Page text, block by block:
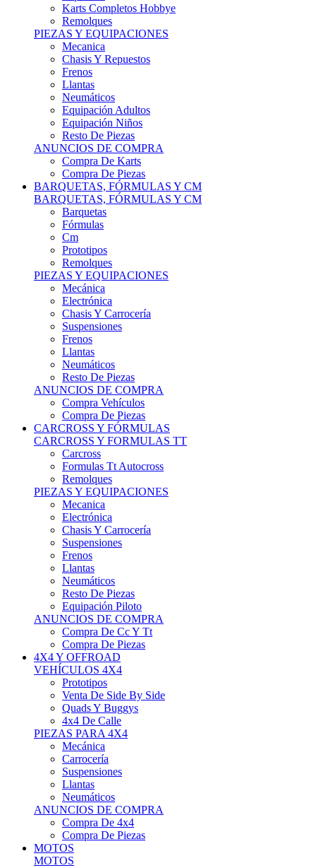
Remolques
PIEZAS Y EQUIPACIONES
Mecanica
Chasis Y Repuestos
Frenos
Llantas
Neumáticos
Equipación Adultos
Equipación Niños
Resto De Piezas
ANUNCIOS DE COMPRA
Compra De Karts
Compra De Piezas
BARQUETAS, FÓRMULAS Y CM
BARQUETAS, FÓRMULAS Y CM
Barquetas
Fórmulas
Cm
Prototipos
Remolques
PIEZAS Y EQUIPACIONES
Mecánica
Electrónica
Chasis Y Carrocería
Suspensiones
Frenos
Llantas
Neumáticos
Resto De Piezas
ANUNCIOS DE COMPRA
Compra Vehículos
Compra De Piezas
CARCROSS Y FÓRMULAS
CARCROSS Y FORMULAS TT
Carcross
Formulas Tt Autocross
Remolques
PIEZAS Y EQUIPACIONES
Mecanica
Electrónica
Chasis Y Carrocería
Suspensiones
Frenos
Llantas
Neumáticos
Resto De Piezas
Equipación Piloto
ANUNCIOS DE COMPRA
Compra De Cc Y Tt
Compra De Piezas
4X4 Y OFFROAD
VEHÍCULOS 4X4
Prototipos
Venta De Side By Side
Quads Y Buggys
4x4 De Calle
PIEZAS PARA 4X4
Mecánica
Carrocería
Suspensiones
Llantas
Neumáticos
ANUNCIOS DE COMPRA
Compra De 4x4
Compra De Piezas
MOTOS
MOTOS
Motos De Circuito